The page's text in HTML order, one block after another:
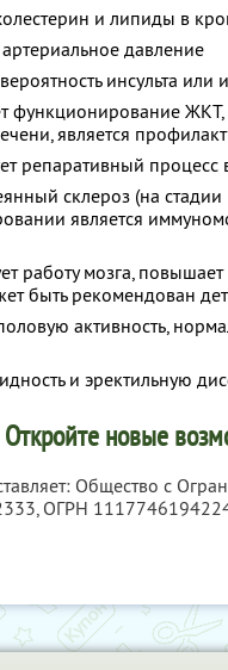
и липиды в
артериальное давление
инсульта или
функционирование
является
репаративный процесс
склероз (на
является
работу мозга,
быть рекомендован
активность,
и эректильную
Откройте новые
Общество с
, ОГРН